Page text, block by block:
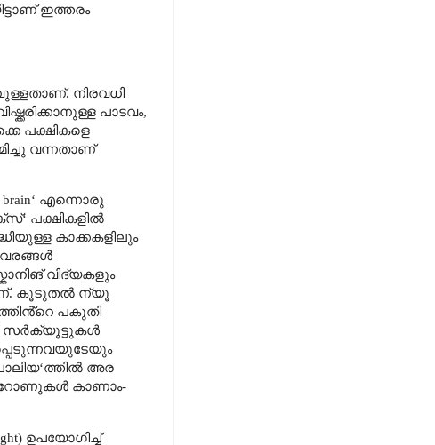
ഇത്തരം
നിരവധി
പാടവം,
പക്ഷികളെ
വന്നതാണ്
എന്നൊരു
‘ പക്ഷികളിൽ
കാക്കകളിലും
വിദ്യകളും
കൂടുതൽ ന്യൂ
പകുതി
സർക്യൂട്ടുകൾ
‘ത്തിൽ അര
കാണാം-
ഉപയോഗിച്ച്